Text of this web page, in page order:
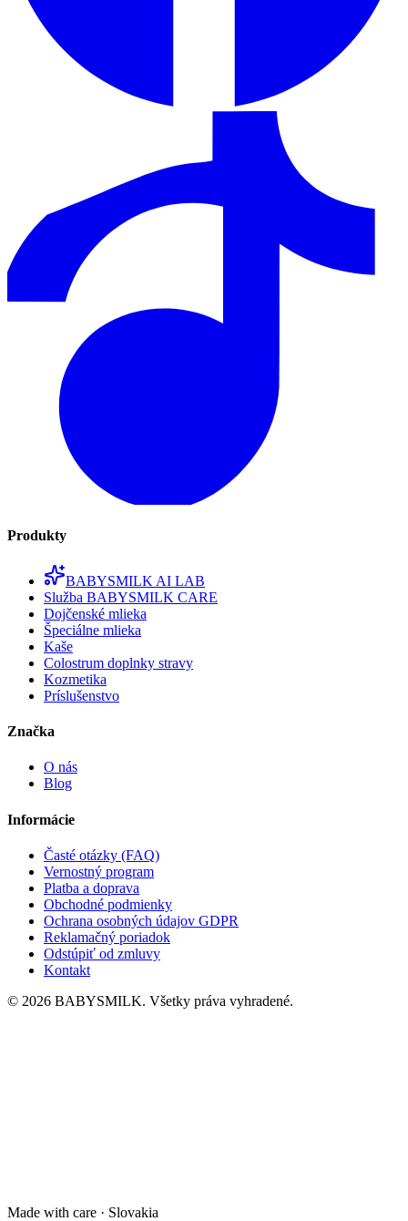
Produkty
BABYSMILK AI LAB
Služba BABYSMILK CARE
Dojčenské mlieka
Špeciálne mlieka
Kaše
Colostrum doplnky stravy
Kozmetika
Príslušenstvo
Značka
O nás
Blog
Informácie
Časté otázky (FAQ)
Vernostný program
Platba a doprava
Obchodné podmienky
Ochrana osobných údajov GDPR
Reklamačný poriadok
Odstúpiť od zmluvy
Kontakt
© 2026 BABYSMILK. Všetky práva vyhradené.
Made with care · Slovakia